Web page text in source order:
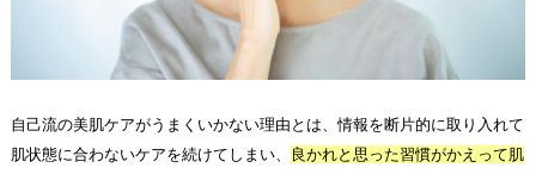
自己流の美肌ケアがうまくいかない理由とは、情報を断片的に取り入れて
肌状態に合わないケアを続けてしまい、
良かれと思った習慣がかえって肌